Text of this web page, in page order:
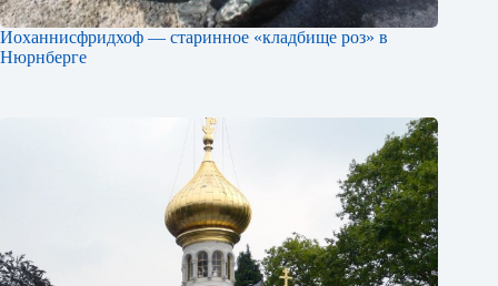
Иоханнисфридхоф — старинное «кладбище роз» в
Нюрнберге